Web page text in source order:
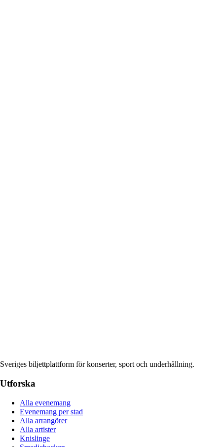
Sveriges biljettplattform för konserter, sport och underhållning.
Utforska
Alla evenemang
Evenemang per stad
Alla arrangörer
Alla artister
Knislinge